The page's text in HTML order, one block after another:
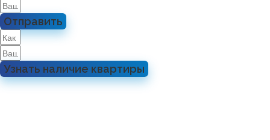
Отправить
Узнать наличие квартиры